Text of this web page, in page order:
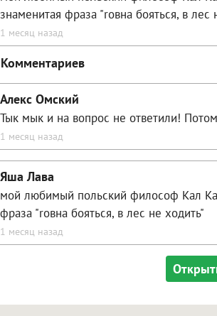
знаменитая фраза "rовна бояться, в лес
1 месяц назад
Алекс Омский
Тык мык и на вопрос не ответили!
1 месяц назад
Яша Лава
мой любимый польский философ Кал
фраза "rовна бояться, в лес не ходить"
1 месяц назад